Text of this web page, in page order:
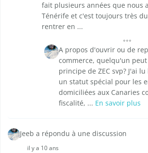
fait plusieurs années que nous
Ténérife et c'est toujours très
rentrer en ...
A propos d'ouvrir ou de
commerce, quelqu'un
principe de ZEC svp? J'ai
un statut spécial pour les
domiciliées aux Canaries
fiscalité, ... En savoir plus
Jeeb a répondu à une discussion
il y a 10 ans